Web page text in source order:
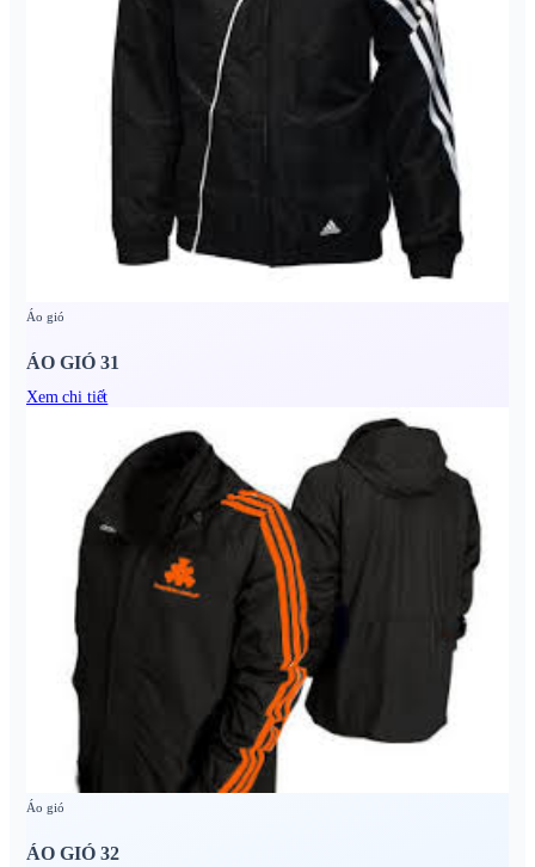
Áo gió
ÁO GIÓ 31
Xem chi tiết
Áo gió
ÁO GIÓ 32